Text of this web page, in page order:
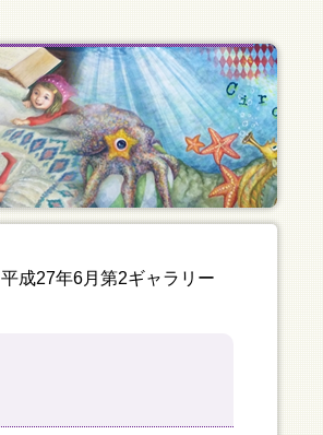
平成27年6月第2ギャラリー